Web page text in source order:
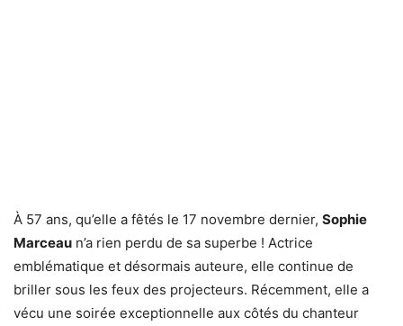
À 57 ans, qu’elle a fêtés le 17 novembre dernier, Sophie
Marceau n’a rien perdu de sa superbe ! Actrice
emblématique et désormais auteure, elle continue de
briller sous les feux des projecteurs. Récemment, elle a
vécu une soirée exceptionnelle aux côtés du chanteur